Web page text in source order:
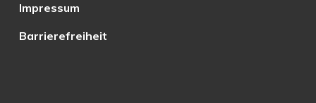
Impressum
Barrierefreiheit